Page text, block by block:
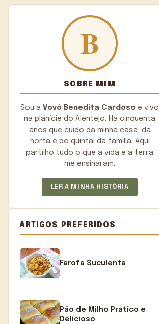
SOBRE MIM
Sou a Vovó Benedita Cardoso e vivo
na planície do Alentejo. Há cinquenta
anos que cuido da minha casa, da
horta e do quintal da família. Aqui
partilho tudo o que a vida e a terra
me ensinaram.
LER A MINHA HISTÓRIA
ARTIGOS PREFERIDOS
Farofa Suculenta
Pão de Milho Prático e
Delicioso